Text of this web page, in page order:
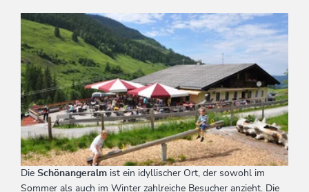
Die Schönangeralm ist ein idyllischer Ort, der sowohl im
Sommer als auch im Winter zahlreiche Besucher anzieht. Die